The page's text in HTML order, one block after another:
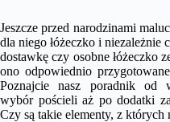
Jeszcze przed narodzinami
dla niego łóżeczko i niezależnie
dostawkę czy osobne łóżeczko
ono odpowiednio
Poznajcie nasz poradnik od
wybór pościeli aż po dodatki
Czy są takie elementy, z których